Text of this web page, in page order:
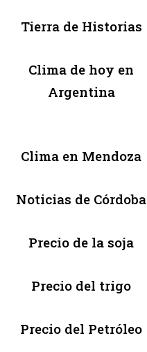
Tierra de Historias
Clima de hoy en
Argentina
Clima en Mendoza
Noticias de Córdoba
Precio de la soja
Precio del trigo
Precio del Petróleo